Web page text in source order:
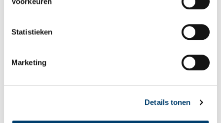
Statistieken
Marketing
Details tonen
Vink dit aan als u op de hoogte gehouden wil worden.